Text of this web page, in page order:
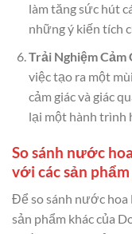
làm tăng sức hút
những ý kiến tích
Trải Nghiệm Cảm
việc tạo ra một
cảm giác và giác
lại một hành trình
So sánh nước
với các sản
Để so sánh nước hoa
sản phẩm khác của